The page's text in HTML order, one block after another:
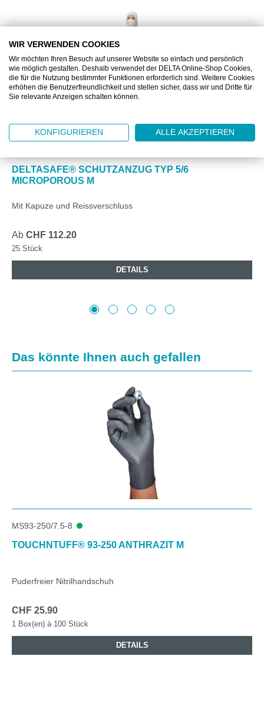
DELTASAFE® SCHUTZANZUG TYP 5/6
MICROPOROUS M
Mit Kapuze und Reissverschluss
Ab CHF 112.20
25 Stück
DETAILS
Produktgalerie überspringen
Das könnte Ihnen auch gefallen
MS93-250/7.5-8
TOUCHNTUFF® 93-250 ANTHRAZIT M
Puderfreier Nitrilhandschuh
CHF 25.90
1 Box(en) à 100 Stück
DETAILS
WIR VERWENDEN COOKIES
Wir möchten Ihren Besuch auf unserer Website so einfach und persönlich
wie möglich gestalten. Deshalb verwendet der DELTA Online-Shop Cookies,
die für die Nutzung bestimmter Funktionen erforderlich sind. Weitere Cookies
erhöhen die Benutzerfreundlichkeit und stellen sicher, dass wir und Dritte für
Sie relevante Anzeigen schalten können.
KONFIGURIEREN ALLE AKZEPTIEREN